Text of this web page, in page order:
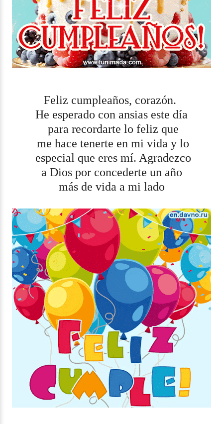
Feliz cumpleaños, corazón.
He esperado con ansias este día
para recordarte lo feliz que
me hace tenerte en mi vida y lo
especial que eres mí. Agradezco
a Dios por concederte un año
más de vida a mi lado